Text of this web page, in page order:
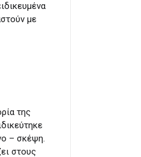
με
της
– σκέψη.
στους